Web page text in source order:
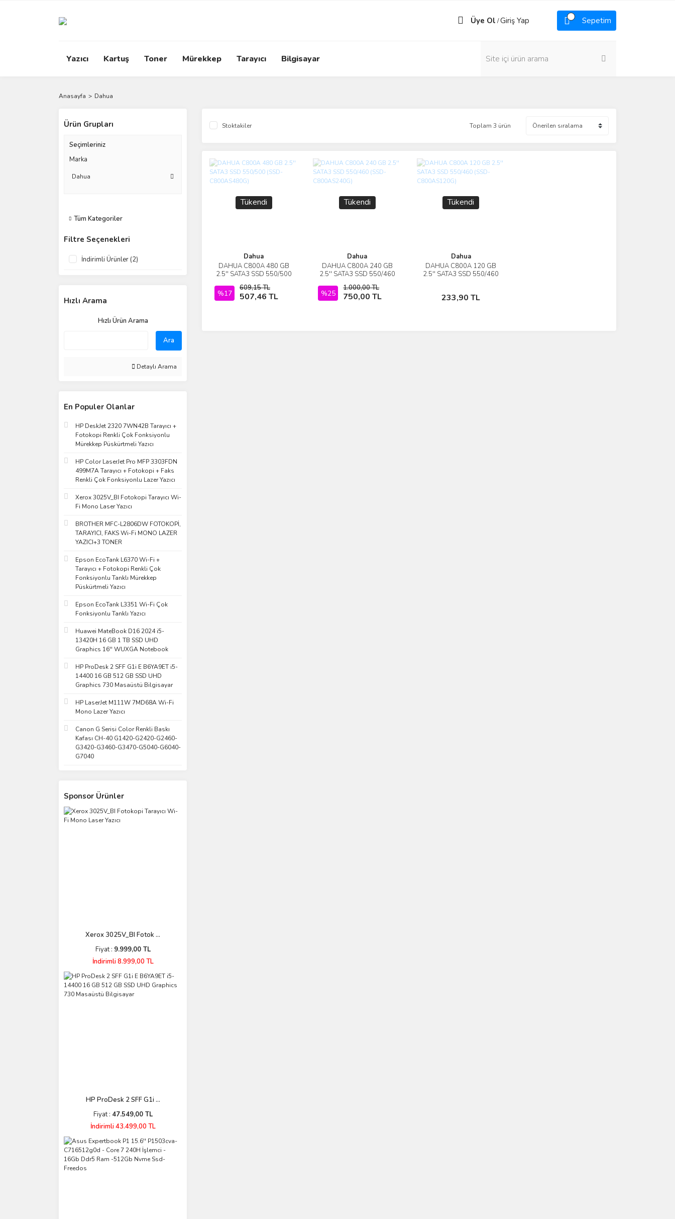
Üye Ol /Giriş Yap Sepetim
Yazıcı Kartuş Toner Mürekkep Tarayıcı Bilgisayar
Anasayfa Dahua
Ürün Grupları
Seçimleriniz
Marka
Dahua
Tüm Kategoriler
Filtre Seçenekleri
İndirimli Ürünler (2)
Hızlı Arama
Hızlı Ürün Arama
Ara
Detaylı Arama
En Populer Olanlar
HP DeskJet 2320 7WN42B Tarayıcı +
Fotokopi Renkli Çok Fonksiyonlu
Mürekkep Püskürtmeli Yazıcı
HP Color LaserJet Pro MFP 3303FDN
499M7A Tarayıcı + Fotokopi + Faks
Renkli Çok Fonksiyonlu Lazer Yazıcı
Xerox 3025V_BI Fotokopi Tarayıcı Wi-
Fi Mono Laser Yazıcı
BROTHER MFC-L2806DW FOTOKOPİ,
TARAYICI, FAKS Wi-Fi MONO LAZER
YAZICI+3 TONER
Epson EcoTank L6370 Wi-Fi +
Tarayıcı + Fotokopi Renkli Çok
Fonksiyonlu Tanklı Mürekkep
Püskürtmeli Yazıcı
Epson EcoTank L3351 Wi-Fi Çok
Fonksiyonlu Tanklı Yazıcı
Huawei MateBook D16 2024 i5-
13420H 16 GB 1 TB SSD UHD
Graphics 16'' WUXGA Notebook
HP ProDesk 2 SFF G1i E B6YA9ET i5-
14400 16 GB 512 GB SSD UHD
Graphics 730 Masaüstü Bilgisayar
HP LaserJet M111W 7MD68A Wi-Fi
Mono Lazer Yazıcı
Canon G Serisi Color Renkli Baskı
Kafası CH-40 G1420-G2420-G2460-
G3420-G3460-G3470-G5040-G6040-
G7040
Sponsor Ürünler
Xerox 3025V_BI Fotok ...
Fiyat : 9.999,00 TL
İndirimli 8.999,00 TL
HP ProDesk 2 SFF G1i ...
Fiyat : 47.549,00 TL
İndirimli 43.499,00 TL
Stoktakiler Toplam 3 ürün
Tükendi
Dahua
DAHUA C800A 480 GB
2.5'' SATA3 SSD 550/500
%17
609,15 TL
507,46 TL
İncele
Stokta Yok
Tükendi
Dahua
DAHUA C800A 240 GB
2.5'' SATA3 SSD 550/460
%25
1.000,00 TL
750,00 TL
İncele
Stokta Yok
Tükendi
Dahua
DAHUA C800A 120 GB
2.5'' SATA3 SSD 550/460
233,90 TL
İncele
Stokta Yok